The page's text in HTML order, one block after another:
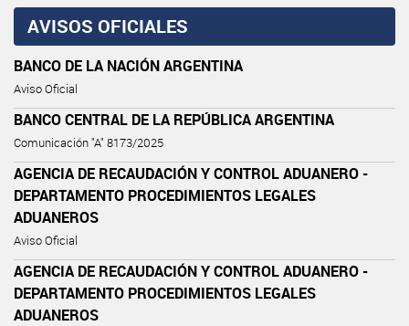
AVISOS OFICIALES
BANCO DE LA NACIÓN ARGENTINA
Aviso Oficial
BANCO CENTRAL DE LA REPÚBLICA ARGENTINA
Comunicación "A" 8173/2025
AGENCIA DE RECAUDACIÓN Y CONTROL ADUANERO -
DEPARTAMENTO PROCEDIMIENTOS LEGALES
ADUANEROS
Aviso Oficial
AGENCIA DE RECAUDACIÓN Y CONTROL ADUANERO -
DEPARTAMENTO PROCEDIMIENTOS LEGALES
ADUANEROS